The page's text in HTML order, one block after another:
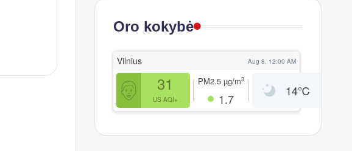
Oro kokybė
Vilnius Aug 8, 12:00 AM
31
US AQI+
PM2.5 µg/m3
1.7
14℃